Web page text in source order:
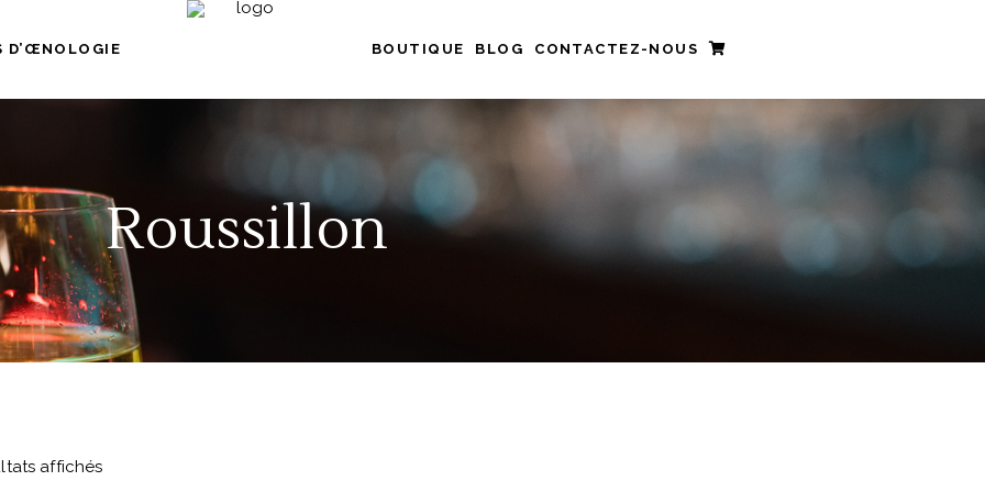
D’ŒNOLOGIE BOUTIQUE BLOG CONTACTEZ-NOUS
Roussillon
affichés